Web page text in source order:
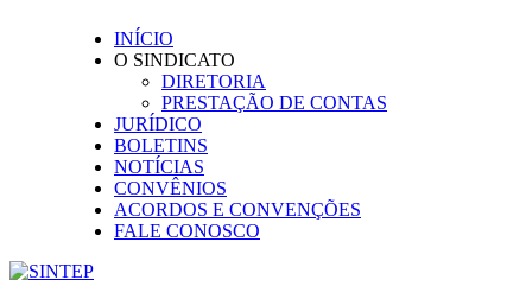
INÍCIO
O SINDICATO
DIRETORIA
PRESTAÇÃO DE CONTAS
JURÍDICO
BOLETINS
NOTÍCIAS
CONVÊNIOS
ACORDOS E CONVENÇÕES
FALE CONOSCO